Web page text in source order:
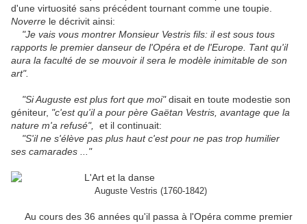
d'une virtuosité sans précédent tournant comme une toupie.
Noverre le décrivit ainsi:
"Je vais vous montrer Monsieur Vestris fils: il est sous tous
rapports le premier danseur de l'Opéra et de l'Europe. Tant qu'il
aura la faculté de se mouvoir il sera le modèle inimitable de son
art".
"Si Auguste est plus fort que moi"disait en toute modestie son
géniteur, "c'est qu'il a pour père Gaëtan Vestris, avantage que la
nature m'a refusé",
et il continuait:
"S'il ne s'élève pas plus haut c'est pour ne pas trop humilier
ses camarades ..."
Auguste Vestris (1760-1842)
Au cours des 36 années qu'il passa à l'Opéra comme premier